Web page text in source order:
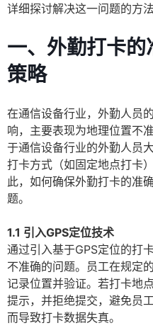
详细探讨解决这一问题的方
一、外勤打卡
策略
在通信设备行业，外勤人员
响，主要表现为地理位置不
于通信设备行业的外勤人员
打卡方式（如固定地点打卡
此，如何确保外勤打卡的准
题。
1.1 引入GPS定位技术
通过引入基于GPS定位的打
不准确的问题。员工在规定
记录位置并验证。若打卡地
提示，并拒绝提交，避免员
而导致打卡数据失真。